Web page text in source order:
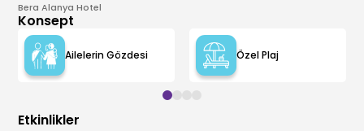
Bera Alanya Hotel
Konsept
Ailelerin Gözdesi Özel Plaj
Etkinlikler